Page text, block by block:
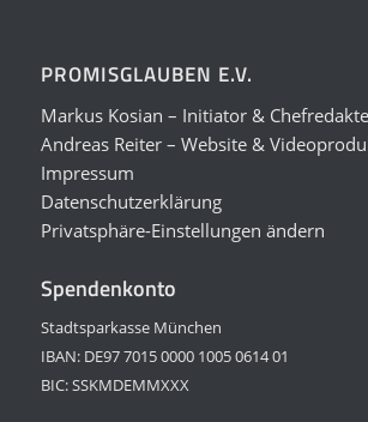
PROMISGLAUBEN E.V.
Markus Kosian – Initiator &
Andreas Reiter – Website &
Impressum
Datenschutzerklärung
Privatsphäre-Einstellungen ändern
Spendenkonto
Stadtsparkasse München
IBAN: DE97 7015 0000 1005 0614 01
BIC: SSKMDEMMXXX